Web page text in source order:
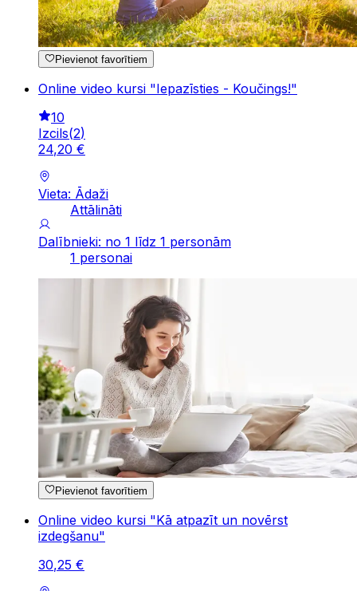
Pievienot favorītiem
Online video kursi "Iepazīsties - Koučings!"
10
Izcils(2)
24,20 €
Vieta: Ādaži
Attālināti
Dalībnieki: no 1 līdz 1 personām
1 personai
Pievienot favorītiem
Online video kursi "Kā atpazīt un novērst
izdegšanu"
30,25 €